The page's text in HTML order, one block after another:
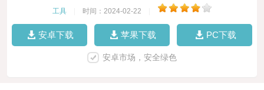
工具 时间：2024-02-22
安卓下载 苹果下载 PC下载
安卓市场，安全绿色